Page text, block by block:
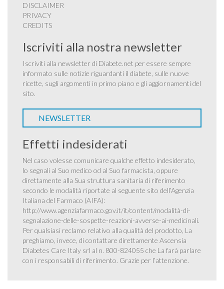
DISCLAIMER
PRIVACY
CREDITS
Iscriviti alla nostra newsletter
Iscriviti alla newsletter di Diabete.net per essere sempre
informato sulle notizie riguardanti il diabete, sulle nuove
ricette, sugli argomenti in primo piano e gli aggiornamenti del
sito.
NEWSLETTER
Effetti indesiderati
Nel caso volesse comunicare qualche effetto indesiderato,
lo segnali al Suo medico od al Suo farmacista, oppure
direttamente alla Sua struttura sanitaria di riferimento
secondo le modalità riportate al seguente sito dell’Agenzia
Italiana del Farmaco (AIFA):
http://www.agenziafarmaco.gov.it/it/content/modalità-di-
segnalazione-delle-sospette-reazioni-avverse-ai-medicinali.
Per qualsiasi reclamo relativo alla qualità del prodotto, La
preghiamo, invece, di contattare direttamente Ascensia
Diabetes Care Italy srl al n. 800-824055 che La farà parlare
con i responsabili di riferimento. Grazie per l’attenzione.